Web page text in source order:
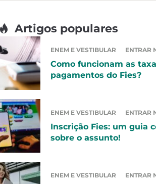
Artigos populares
ENEM E VESTIBULAR ENTRAR
Como funcionam as
pagamentos do Fies?
ENEM E VESTIBULAR ENTRAR
Inscrição Fies: um guia
sobre o assunto!
ENEM E VESTIBULAR ENTRAR